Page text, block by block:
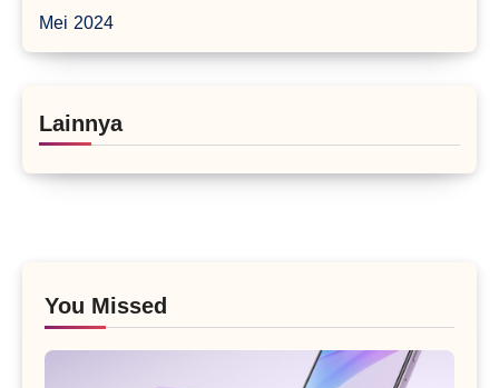
Mei 2024
Lainnya
You Missed